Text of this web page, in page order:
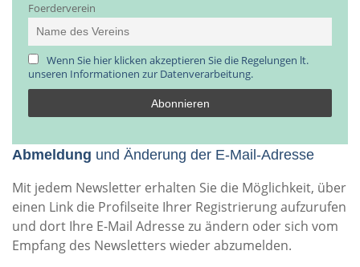
Foerderverein
Wenn Sie hier klicken akzeptieren Sie die Regelungen lt.
unseren Informationen zur Datenverarbeitung.
Abmeldung und Änderung der E-Mail-Adresse
Mit jedem Newsletter erhalten Sie die Möglichkeit, über
einen Link die Profilseite Ihrer Registrierung aufzurufen
und dort Ihre E-Mail Adresse zu ändern oder sich vom
Empfang des Newsletters wieder abzumelden.